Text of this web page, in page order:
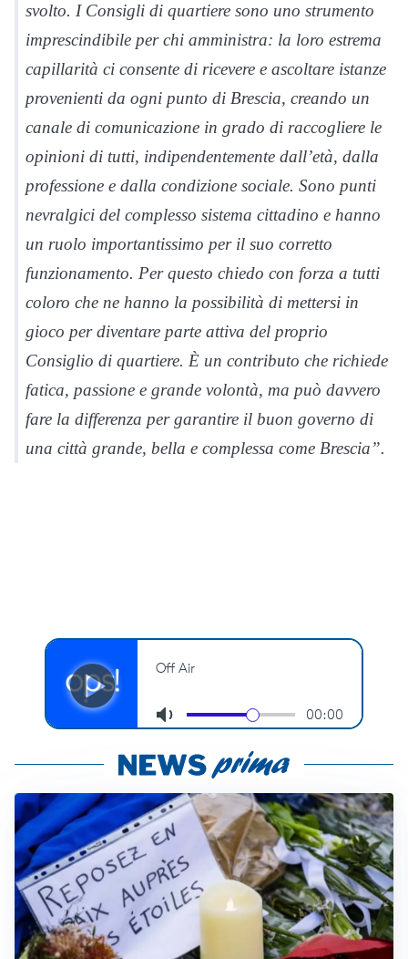
svolto. I Consigli di quartiere sono uno strumento
imprescindibile per chi amministra: la loro estrema
capillarità ci consente di ricevere e ascoltare istanze
provenienti da ogni punto di Brescia, creando un
canale di comunicazione in grado di raccogliere le
opinioni di tutti, indipendentemente dall’età, dalla
professione e dalla condizione sociale. Sono punti
nevralgici del complesso sistema cittadino e hanno
un ruolo importantissimo per il suo corretto
funzionamento. Per questo chiedo con forza a tutti
coloro che ne hanno la possibilità di mettersi in
gioco per diventare parte attiva del proprio
Consiglio di quartiere. È un contributo che richiede
fatica, passione e grande volontà, ma può davvero
fare la differenza per garantire il buon governo di
una città grande, bella e complessa come Brescia”.